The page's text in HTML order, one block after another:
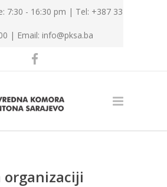
7:30 - 16:30 pm | Tel: +387 33
| Email: info@pksa.ba
organizaciji